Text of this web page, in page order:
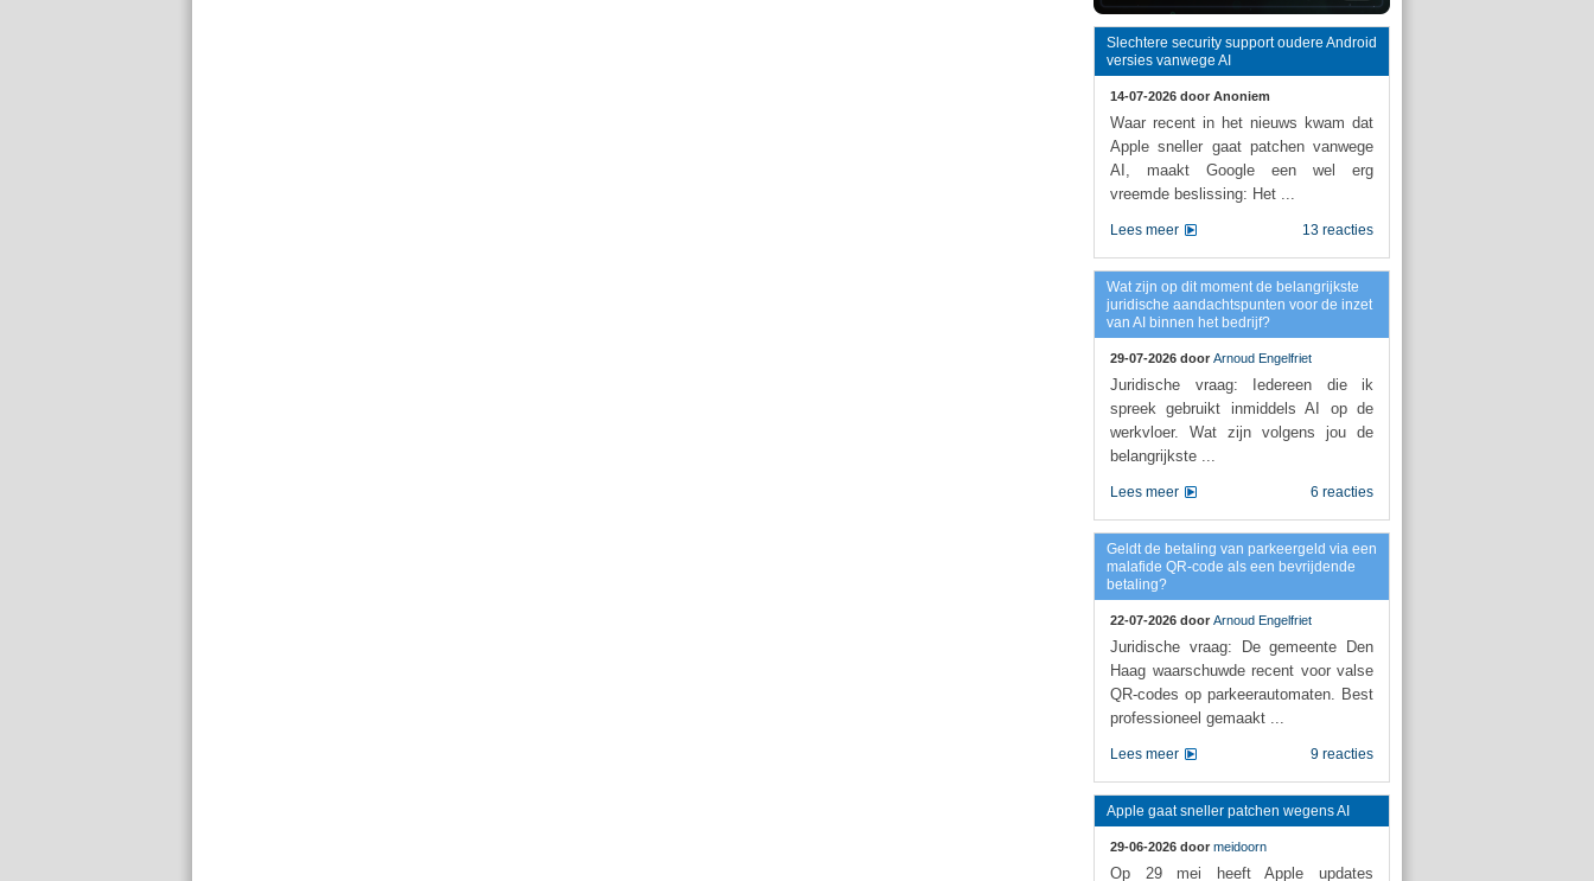
Slechtere security support oudere Android
versies vanwege AI
14-07-2026 door Anoniem
Waar recent in het nieuws kwam dat
Apple sneller gaat patchen vanwege
AI, maakt Google een wel erg
vreemde beslissing: Het ...
13 reacties
Lees meer
Wat zijn op dit moment de belangrijkste
juridische aandachtspunten voor de inzet
van AI binnen het bedrijf?
29-07-2026 door Arnoud Engelfriet
Juridische vraag: Iedereen die ik
spreek gebruikt inmiddels AI op de
werkvloer. Wat zijn volgens jou de
belangrijkste ...
6 reacties
Lees meer
Geldt de betaling van parkeergeld via een
malafide QR-code als een bevrijdende
betaling?
22-07-2026 door Arnoud Engelfriet
Juridische vraag: De gemeente Den
Haag waarschuwde recent voor valse
QR-codes op parkeerautomaten. Best
professioneel gemaakt ...
9 reacties
Lees meer
Apple gaat sneller patchen wegens AI
29-06-2026 door meidoorn
Op 29 mei heeft Apple updates